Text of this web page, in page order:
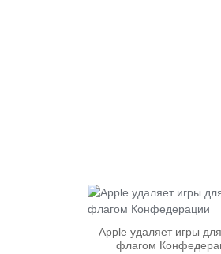
Apple удаляет игры
флагом